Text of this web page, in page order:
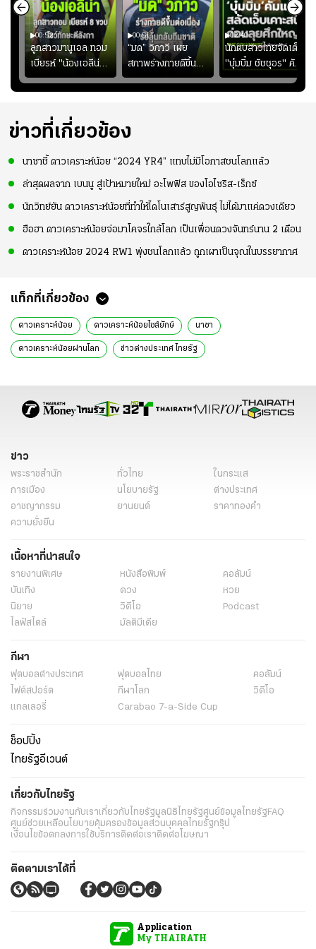
00:52
ลูกสาวมานูเอล ทอม
เบียรห์ "น้องเอลีน่า"
วัย 8 ขวบ โชว์ตี
ลังกาสุดพริ้ว
00:51
“มด” วิภาวี เผย
สภาพร่างกายดีขึ้น
อย่างต่อเนื่อง พร้อม
พยายามลงสนามให้
ความมั่นใจ
02:40
นักตบสาวไทยจัดเต็ม
"บุ๋มบิ๋ม ชัชชุอร" คัม
แบ็ก ศึก" SEA V
CUP 2026" เลก
ข่าวที่เกี่ยวข้อง
นาซาชี้ ดาวเคราะห์น้อย “2024 YR4” แทบไม่มีโอกาสชนโลกแล้ว
ล่าสุดผลจาก เบนนู สู่เป้าหมายใหม่ อะโพฟิส ของโอไซริส-เร็กซ์
นักวิทย์ยัน ดาวเคราะห์น้อยที่ทำให้ไดโนเสาร์สูญพันธุ์ ไม่ได้มาแค่ดวงเดียว
ฮือฮา ดาวเคราะห์น้อยจ่อมาโคจรใกล้โลก เป็นเพื่อนดวงจันทร์นาน 2 เดือน
ดาวเคราะห์น้อย 2024 RW1 พุ่งชนโลกแล้ว ถูกเผาเป็นจุณในบรรยากาศ
แท็กที่เกี่ยวข้อง
ดาวเคราะห์น้อย ดาวเคราะห์น้อยไซส์ยักษ์ นาซา
ดาวเคราะห์น้อยผ่านโลก ข่าวต่างประเทศ ไทยรัฐ
ข่าว
พระราชสำนัก ทั่วไทย
ในกระแส
การเมือง
นโยบายรัฐ
ต่างประเทศ
อาชญากรรม
ยานยนต์
ราคาทองคำ
ความยั่งยืน
เนื้อหาที่น่าสนใจ
รายงานพิเศษ หนังสือพิมพ์
คอลัมน์
บันเทิง
ดวง
หวย
นิยาย
วิดีโอ
Podcast
ไลฟ์สไตล์
มัลติมีเดีย
กีฬา
ฟุตบอลต่่างประเทศ ฟุตบอลไทย
คอลัมน์
ไฟต์สปอร์ต
กีฬาโลก
วิดีโอ
แกลเลอรี่
Carabao 7-a-Side Cup
ช็อปปิ้ง
ไทยรัฐอีเวนต์
เกี่ยวกับไทยรัฐ
กิจกรรมร่วมงานกับเราเกี่ยวกับไทยรัฐมูลนิธิไทยรัฐศูนย์ข้อมูลไทยรัฐFAQ
ศูนย์ช่วยเหลือนโยบายคุ้มครองข้อมูลส่วนบุคคลไทยรัฐกรุ๊ป
เงื่อนไขข้อตกลงการใช้บริการติดต่อเราติดต่อโฆษณา
ติดตามเราได้ที่
Application
My THAIRATH